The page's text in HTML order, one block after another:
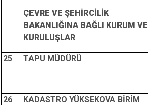
ÇEVRE VE ŞEHİRCİLİK
BAKANLIĞINA BAĞLI KURUM VE
KURULUŞLAR
25 TAPU MÜDÜRÜ
26
KADASTRO YÜKSEKOVA BİRİM